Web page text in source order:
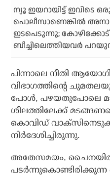
ന്യൂ ഇയറായിട്ട് ഇവിടെ ഒരു
പൊലീസാണെങ്കില്‍
ഇടപെടുന്നു; കോഴിക്കോട്
ബീച്ചിലെത്തിയവര്‍
പിന്നാലെ നീതി
വിഭാഗത്തിന്റെ
പോള്‍, പഴയതുപോലെ
ശീലത്തിലേക്ക്
കൊവിഡ്
നിര്‍ദേശിച്ചിരുന്നു.
അതേസമയം,
പടര്‍ന്നുകൊണ്ടിരിക്കുന്ന